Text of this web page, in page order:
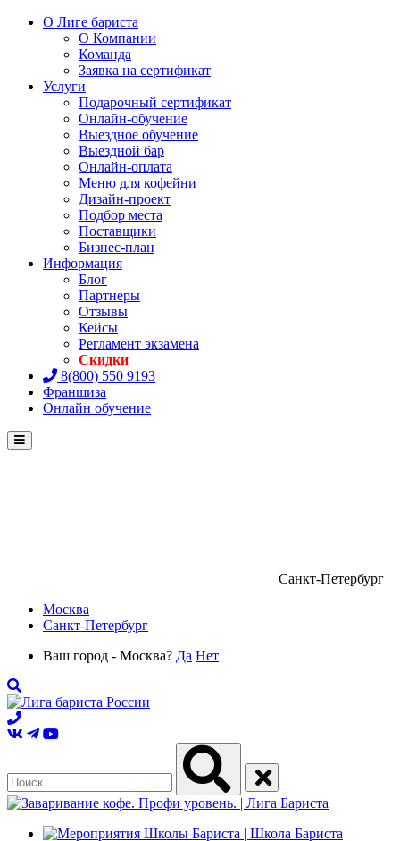
О Лиге бариста
О Компании
Команда
Заявка на сертификат
Услуги
Подарочный сертификат
Онлайн-обучение
Выездное обучение
Выездной бар
Онлайн-оплата
Меню для кофейни
Дизайн-проект
Подбор места
Поставщики
Бизнес-план
Информация
Блог
Партнеры
Отзывы
Кейсы
Регламент экзамена
Скидки
8(800) 550 9193
Франшиза
Онлайн обучение
Menu
Санкт-Петербург
Москва
Санкт-Петербург
Ваш город - Москва? Да Нет